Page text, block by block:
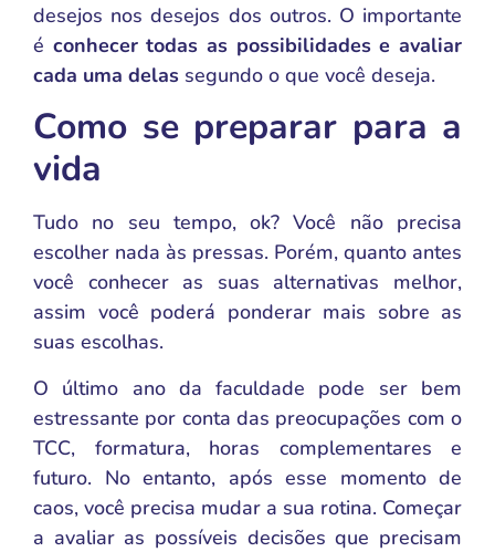
desejos nos desejos dos outros. O importante
é conhecer todas as possibilidades e avaliar
cada uma delas segundo o que você deseja.
Como se preparar para a
vida
Tudo no seu tempo, ok? Você não precisa
escolher nada às pressas. Porém, quanto antes
você conhecer as suas alternativas melhor,
assim você poderá ponderar mais sobre as
suas escolhas.
O último ano da faculdade pode ser bem
estressante por conta das preocupações com o
TCC, formatura, horas complementares e
futuro. No entanto, após esse momento de
caos, você precisa mudar a sua rotina. Começar
a avaliar as possíveis decisões que precisam